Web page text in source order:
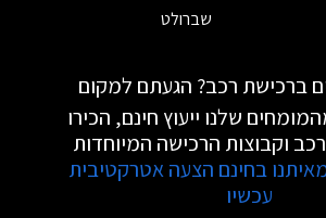
שברולט
ברכישת רכב? הגעתם למקום
שלנו ייעוץ חינם, הכירו
וקבוצות הרכישה המיוחדות
בחינם הצעה אטרקטיבית
עכשיו